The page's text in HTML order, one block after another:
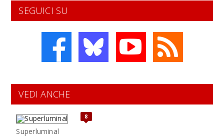
SEGUICI SU
VEDI ANCHE
8
Superluminal